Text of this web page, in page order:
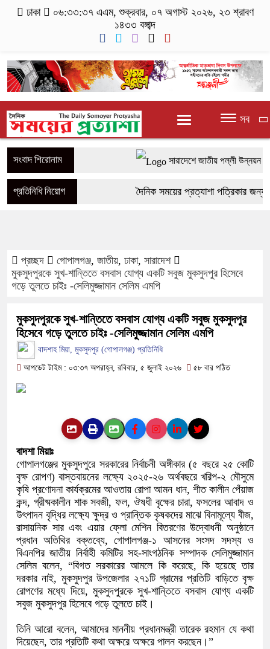
ঢাকা ০৬:৩৩:৩৭ এএম, শুক্রবার, ০৭ অগাস্ট ২০২৬, ২৩ শ্রাবণ
১৪৩৩ বঙ্গাব্দ
সব
সংবাদ শিরোনাম সারাদেশে জাতীয় পল্লী উন্নয়ন
সাতক্ষীরার শ্যামনগরে দুই সংখ্যালঘু
মোবাইল চার্জ দিতে গিয়ে কিশোরীর
বাংলাদেশের আকাশে রহস্যময় আলোর
দেড় লাখ টাকার গাছ ৫০ হাজারে
ফরিদপুরে ট্রিপল মার্ডারঃ ১০
ফরিদপুরে ‘শ্মশান বন্ধু’ কানু সেন
প্রতিনিধি নিয়োগ দৈনিক সময়ের প্রত্যাশা পত্রিকার জন্য
প্রচ্ছদ
গোপালগঞ্জ, জাতীয়, ঢাকা, সারাদেশ
মুকসুদপুরকে সুখ-শান্তিতে বসবাস যোগ্য একটি সবুজ মুকসুদপুর হিসেবে
গড়ে তুলতে চাইঃ -সেলিমুজ্জামান সেলিম এমপি
মুকসুদপুরকে সুখ-শান্তিতে বসবাস যোগ্য একটি সবুজ মুকসুদপুর
হিসেবে গড়ে তুলতে চাইঃ -সেলিমুজ্জামান সেলিম এমপি
বাদশাহ মিয়া, মুকসুদপুর (গোপালগঞ্জ) প্রতিনিধি
আপডেট টাইম : ০৩:৩৭ অপরাহ্ন, রবিবার, ৫ জুলাই ২০২৬
৫৮ বার পঠিত
বাদশা মিয়াঃ
গোপালগঞ্জের মুকসুদপুরে সরকারের নির্বাচনী অঙ্গীকার (৫ বছরে ২৫ কোটি
বৃক্ষ রোপণ) বাস্তবায়নের লক্ষ্যে ২০২৫-২৬ অর্থবছরে খরিপ-২ মৌসুমে
কৃষি প্রণোদনা কার্যক্রমের আওতায় রোপা আমন ধান, শীত কালীন পেঁয়াজ
কন্দ, গ্রীষ্মকালীন শাক সবজী, ফল, ঔষধী বৃক্ষের চারা, ফসলের আবাদ ও
উৎপাদন বৃদ্ধির লক্ষ্যে ক্ষুদ্র ও প্রান্তিক কৃষকদের মাঝে বিনামূল্যে বীজ,
রাসায়নিক সার এবং এয়ার ফ্লো মেশিন বিতরণের উদ্বোধনী অনুষ্ঠানে
প্রধান অতিথির বক্তব্যে, গোপালগঞ্জ-১ আসনের সংসদ সদস্য ও
বিএনপির জাতীয় নির্বাহী কমিটির সহ-সাংগঠনিক সম্পাদক সেলিমুজ্জামান
সেলিম বলেন, “বিগত সরকারের আমলে কি করেছে, কি হয়েছে তার
দরকার নাই, মুকসুদপুর উপজেলার ২৭১টি গ্রামের প্রতিটি বাড়িতে বৃক্ষ
রোপণের মধ্যে দিয়ে, মুকসুদপুরকে সুখ-শান্তিতে বসবাস যোগ্য একটি
সবুজ মুকসুদপুর হিসেবে গড়ে তুলতে চাই।
তিনি আরো বলেন, আমাদের মাননীয় প্রধানমন্ত্রী তারেক রহমান যে কথা
দিয়েছেন, তার প্রতিটি কথা অক্ষরে অক্ষরে পালন করছেন।”